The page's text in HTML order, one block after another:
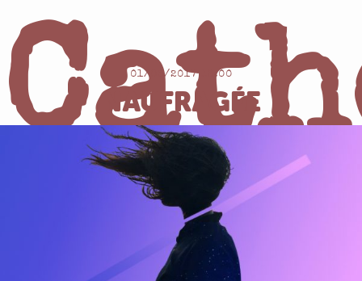
01/05/2017 13:00
NAUFRAGÉE